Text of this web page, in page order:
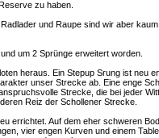
zu haben.
und Raupe sind wir aber
um 2 Sprünge erweitert worden.
heraus. Ein Stepup Srung ist neu
unser Strecke ab. Eine enge
Strecke, die bei jeder
Reiz der Schollener Strecke.
errichtet. Auf dem eher schweren
vier engen Kurven und einem